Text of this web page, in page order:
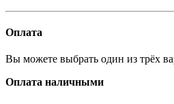
Оплата
Вы можете выбрать один из трёх
Оплата наличными